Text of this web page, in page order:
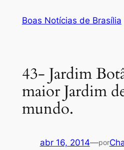
Boas Notícias de Brasília
43- Jardim
maior Jardim
mundo.
abr 16, 2014—por